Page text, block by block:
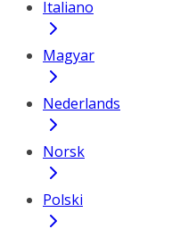
Italiano
Magyar
Nederlands
Norsk
Polski